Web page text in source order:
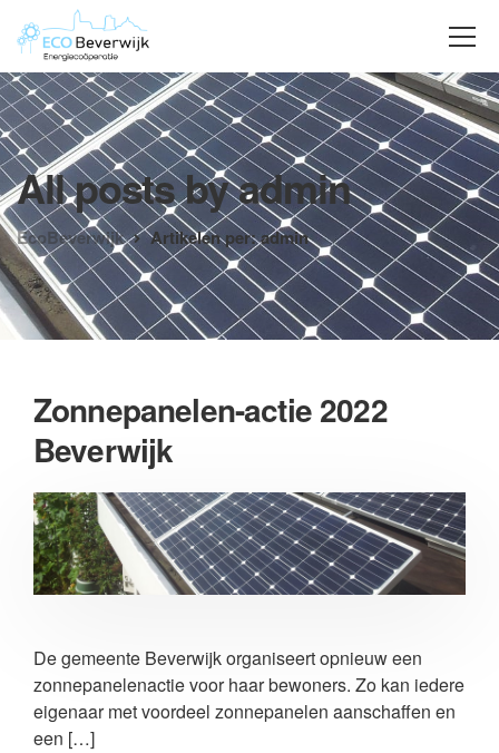
All posts by admin
EcoBeverwijk Artikelen per: admin
Zonnepanelen-actie 2022
Beverwijk
De gemeente Beverwijk organiseert opnieuw een
zonnepanelenactie voor haar bewoners. Zo kan iedere
eigenaar met voordeel zonnepanelen aanschaffen en
een […]